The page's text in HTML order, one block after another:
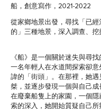
船，創意寫作，2021-2022
從家鄉地景出發，尋找「已
的」三種地景，深入調查、挖
《船》是一個關於迷失與尋
一名年輕人在水道間探索卻
諱的「街頭」。在那裡，她
桀，並逐步發現一個與自己
在廢棄船隻上的家園，一個
索的深入，她開始質疑自己